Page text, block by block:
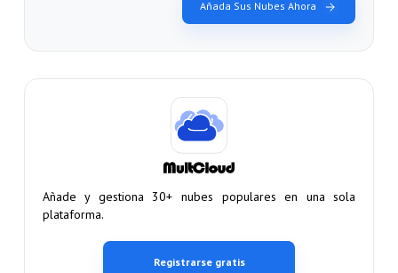
Añada Sus Nubes Ahora
Añade y gestiona 30+ nubes populares en una sola
plataforma.
Registrarse gratis